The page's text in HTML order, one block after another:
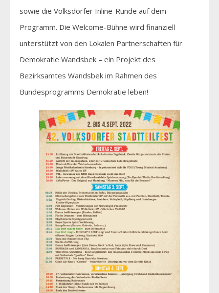
sowie die Volksdorfer Inline-Runde auf dem
Programm. Die Welcome-Bühne wird finanziell
unterstützt von den Lokalen Partnerschaften für
Demokratie Wandsbek – ein Projekt des
Bezirksamtes Wandsbek im Rahmen des
Bundesprogramms Demokratie leben!